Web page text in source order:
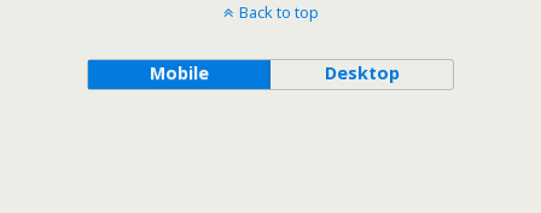
Back to top
Mobile Desktop